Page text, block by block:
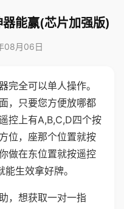
能赢(芯片加强版)
08月06日
完全可以单人操作。
，只要您方便放哪都
控上有A,B,C,D四个按
位，座那个位置就按
做在东位置就按遥控
生效拿好牌。
，想获取一对一指